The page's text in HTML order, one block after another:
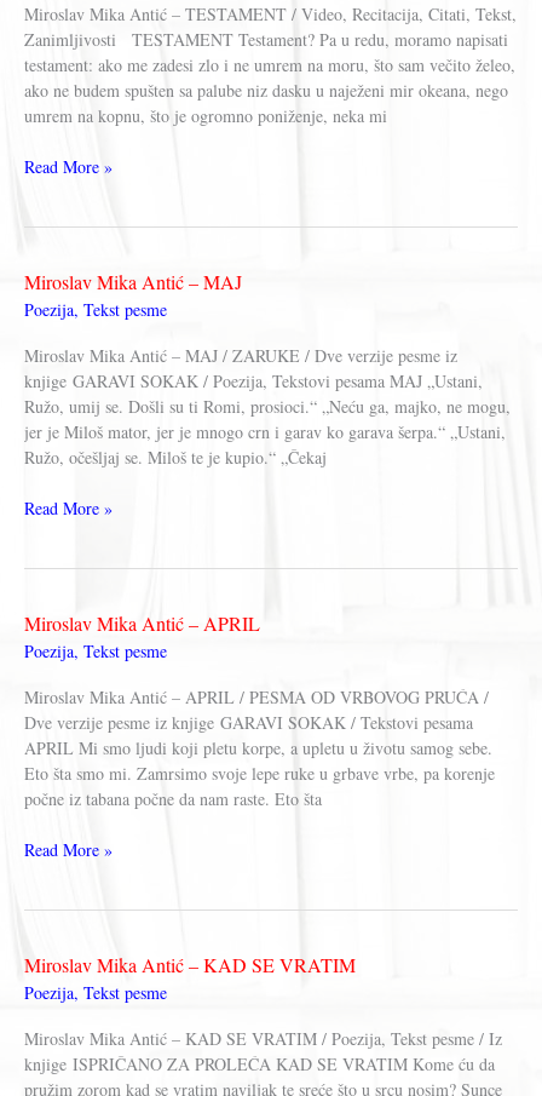
Miroslav Mika Antić – TESTAMENT / Video, Recitacija, Citati, Tekst,
Zanimljivosti TESTAMENT Testament? Pa u redu, moramo napisati
testament: ako me zadesi zlo i ne umrem na moru, što sam večito želeo,
ako ne budem spušten sa palube niz dasku u naježeni mir okeana, nego
umrem na kopnu, što je ogromno poniženje, neka mi
Miroslav
Read More »
Miroslav Mika Antić – MAJ
Poezija, Tekst pesme
Miroslav Mika Antić – MAJ / ZARUKE / Dve verzije pesme iz
knjige GARAVI SOKAK / Poezija, Tekstovi pesama MAJ „Ustani,
Ružo, umij se. Došli su ti Romi, prosioci.“ „Neću ga, majko, ne mogu,
jer je Miloš mator, jer je mnogo crn i garav ko garava šerpa.“ „Ustani,
Ružo, očešljaj se. Miloš te je kupio.“ „Čekaj
Miroslav
Read More »
Miroslav Mika Antić – APRIL
Poezija, Tekst pesme
Miroslav Mika Antić – APRIL / PESMA OD VRBOVOG PRUĆA /
Dve verzije pesme iz knjige GARAVI SOKAK / Tekstovi pesama
APRIL Mi smo ljudi koji pletu korpe, a upletu u životu samog sebe.
Eto šta smo mi. Zamrsimo svoje lepe ruke u grbave vrbe, pa korenje
počne iz tabana počne da nam raste. Eto šta
Miroslav
Read More »
Miroslav Mika Antić – KAD SE VRATIM
Poezija, Tekst pesme
Miroslav Mika Antić – KAD SE VRATIM / Poezija, Tekst pesme / Iz
knjige ISPRIČANO ZA PROLEĆA KAD SE VRATIM Kome ću da
pružim zorom kad se vratim naviljak te sreće što u srcu nosim? Sunce